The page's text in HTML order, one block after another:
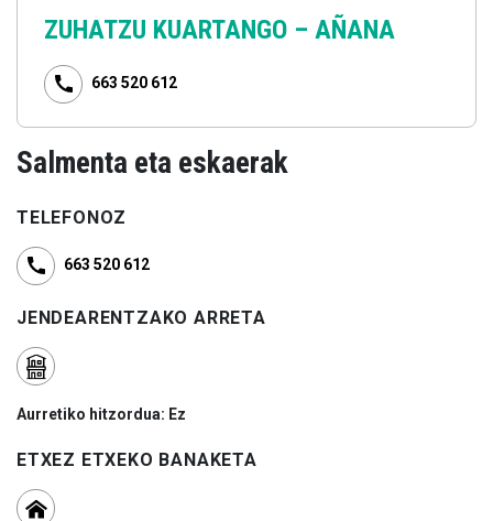
ZUHATZU KUARTANGO – AÑANA
663 520 612
Salmenta eta eskaerak
TELEFONOZ
663 520 612
JENDEARENTZAKO ARRETA
Aurretiko hitzordua: Ez
ETXEZ ETXEKO BANAKETA